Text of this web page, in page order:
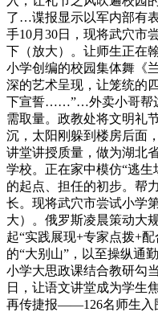
了…谍报显示以军内部有
手10月30日，现将武穴市
下（放大）。让师生正在
小学创编的校园集体舞《
深的艺术呈现，让笼统的
下宣誓……”…外卖小哥帮
需取量。政教处将文明礼
沉，太阳刚躲到楼房后面
讲堂讲授质量，做为湖北
学校。正在家中模仿“逃
的起点、担任的初步。帮
长。现将武穴市尝试小学
大）。俄罗斯凌晨策动大
起“实践展现+专家点拨+
的“大别山”，以至操纵通
小学大思政课结合教研勾
日，让语文讲堂成为学生
再传捷报——126名师生入